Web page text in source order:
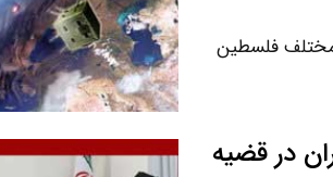
مختلف فلسطین
در قضیه